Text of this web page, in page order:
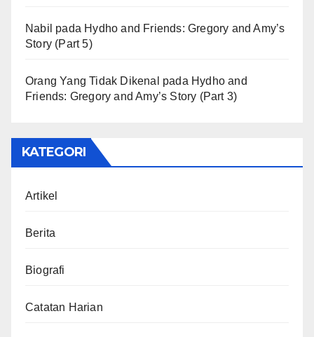
Nabil pada Hydho and Friends: Gregory and Amy’s
Story (Part 5)
Orang Yang Tidak Dikenal pada Hydho and
Friends: Gregory and Amy’s Story (Part 3)
KATEGORI
Artikel
Berita
Biografi
Catatan Harian